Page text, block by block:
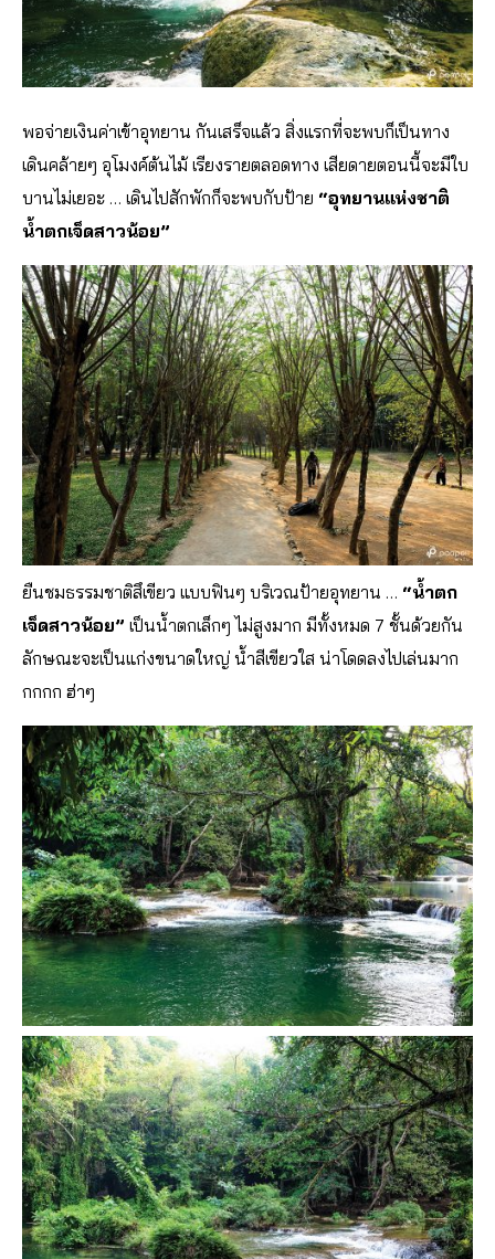
พอจ่ายเงินค่าเข้าอุทยาน กันเสร็จแล้ว สิ่งแรกที่จะพบก็เป็นทาง
เดินคล้ายๆ อุโมงค์ต้นไม้ เรียงรายตลอดทาง เสียดายตอนนี้จะมีใบ
บานไม่เยอะ … เดินไปสักพักก็จะพบกับป้าย “อุทยานแห่งชาติ
น้ำตกเจ็ดสาวน้อย”
ยืนชมธรรมชาติสึเขียว แบบฟินๆ บริเวณป้ายอุทยาน … “น้ำตก
เจ็ดสาวน้อย” เป็นน้ำตกเล็กๆ ไม่สูงมาก มีทั้งหมด 7 ชั้นด้วยกัน
ลักษณะจะเป็นแก่งขนาดใหญ่ น้ำสีเขียวใส น่าโดดลงไปเล่นมาก
กกกก ฮ่าๆ